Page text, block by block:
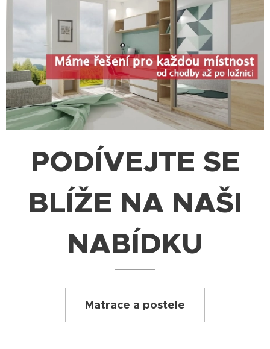
PODÍVEJTE SE
BLÍŽE NA NAŠI
NABÍDKU
Matrace a postele